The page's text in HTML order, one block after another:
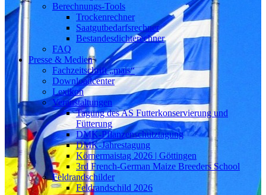
Berechnungs-Tools
Trockenrechner
Saatgutbedarfsrechner
Bestandesdichterechner
FAQ
Presse & Medien
Fachzeitschrift „mais“
Downloadcenter
Lexikon
Veranstaltungen
Tagung des AS Futterkonservierung und
Fütterung
DMK-Pflanzenschutztagung
DMK-Jahrestagung
Körnermaistag 2026 | Göttingen
3rd French-German Maize Breeders School
Feldrandschilder
Feldrandschild 2026